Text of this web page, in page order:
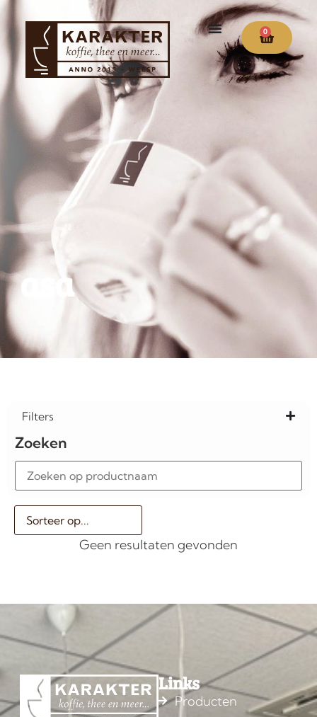
0
asa
Filters
Zoeken
Geen resultaten gevonden
Links
Producten